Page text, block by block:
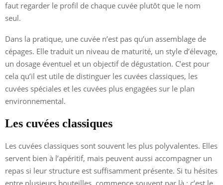
faut regarder le profil de chaque cuvée plutôt que le nom
seul.
Dans la pratique, une cuvée n’est pas qu’un assemblage de
cépages. Elle traduit un niveau de maturité, un style d’élevage,
un dosage éventuel et un objectif de dégustation. C’est pour
cela qu’il est utile de distinguer les cuvées classiques, les
cuvées spéciales et les cuvées plus engagées sur le plan
environnemental.
Les cuvées classiques
Les cuvées classiques sont souvent les plus polyvalentes. Elles
servent bien à l’apéritif, mais peuvent aussi accompagner un
repas si leur structure est suffisamment présente. Si tu hésites